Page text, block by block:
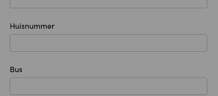
Huisnummer
Bus